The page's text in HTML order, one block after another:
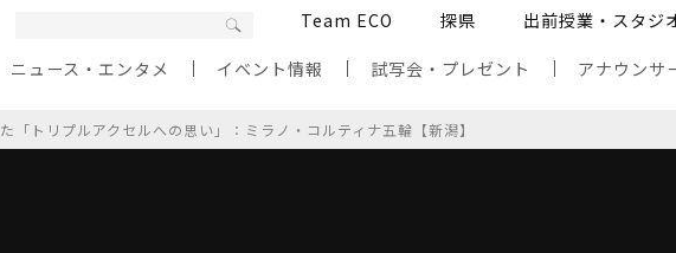
Team ECO 探県 出前授業・スタジ
ニュース・エンタメ イベント情報 試写会・プレゼント アナウンサ
「トリプルアクセルへの思い」：ミラノ・コルティナ五輪【新潟】